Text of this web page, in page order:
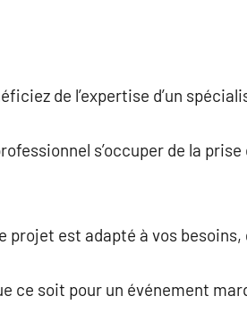
de l’expertise d’un
s’occuper de la
projet est adapté à vos
ce soit pour un événement